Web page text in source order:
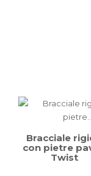
Bracciale
con pietre
Twist